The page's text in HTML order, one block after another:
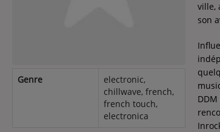
Cultur'Ciné - Jean Meurice
Genre
electronic,
chillwave, french,
french touch,
electronica
ville,
son